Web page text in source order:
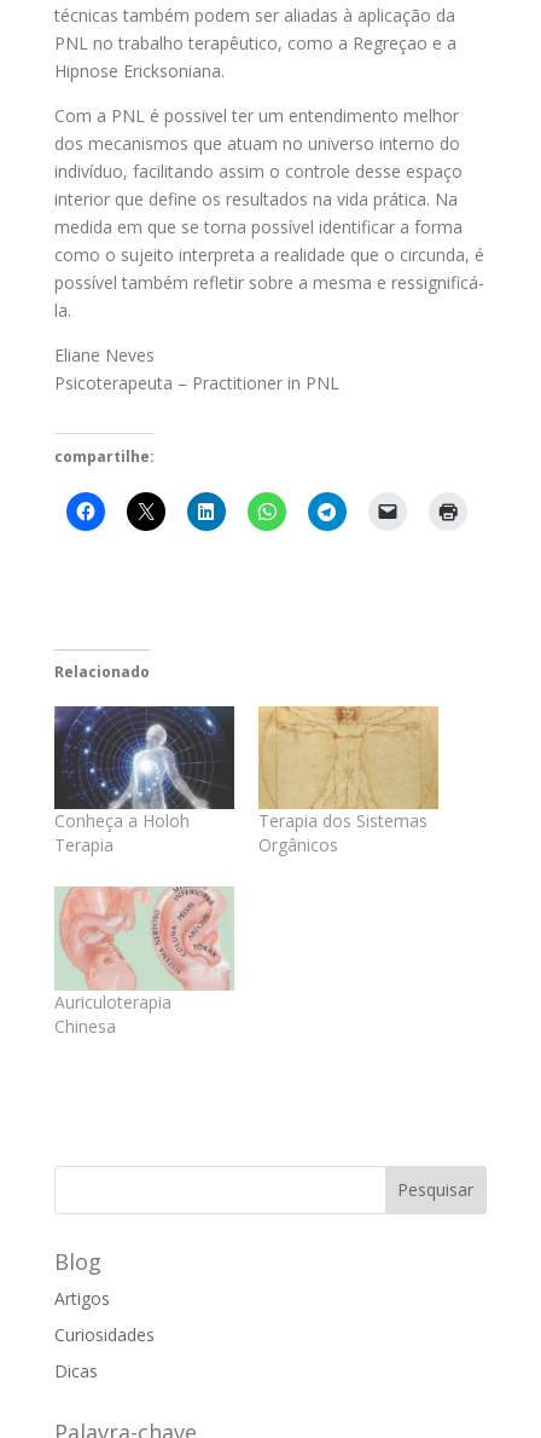
técnicas também podem ser aliadas à aplicação da
PNL no trabalho terapêutico, como a Regreçao e a
Hipnose Ericksoniana.
Com a PNL é possivel ter um entendimento melhor
dos mecanismos que atuam no universo interno do
indivíduo, facilitando assim o controle desse espaço
interior que define os resultados na vida prática. Na
medida em que se torna possível identificar a forma
como o sujeito interpreta a realidade que o circunda, é
possível também refletir sobre a mesma e ressignificá-
la.
Eliane Neves
Psicoterapeuta – Practitioner in PNL
compartilhe:
Relacionado
Conheça a Holoh
Terapia
Terapia dos Sistemas
Orgânicos
Auriculoterapia
Chinesa
Blog
Artigos
Curiosidades
Dicas
Palavra-chave